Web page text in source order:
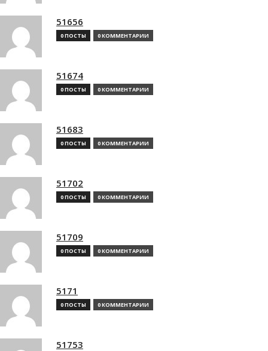
51656
0 ПОСТЫ 0 КОММЕНТАРИИ
51674
0 ПОСТЫ 0 КОММЕНТАРИИ
51683
0 ПОСТЫ 0 КОММЕНТАРИИ
51702
0 ПОСТЫ 0 КОММЕНТАРИИ
51709
0 ПОСТЫ 0 КОММЕНТАРИИ
5171
0 ПОСТЫ 0 КОММЕНТАРИИ
51753